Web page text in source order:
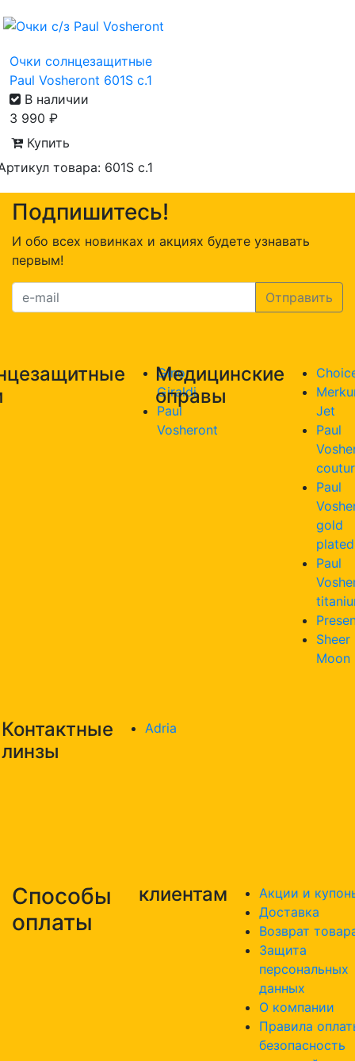
Очки солнцезащитные
Paul Vosheront 601S с.1
В наличии
3 990 ₽
Купить
товара: 601S c.1
Подпишитесь!
И обо всех новинках и акциях будете узнавать
первым!
Gino
Giraldi
Paul
Vosheront
Медицинские
оправы
Jet
Paul
Paul
gold
plated
Paul
Sheer
Moon
Контактные
линзы
Adria
Способы
оплаты
клиентам
Акции и
Доставка
Возврат
Защита
персональных
данных
О компании
Правила
безопасность